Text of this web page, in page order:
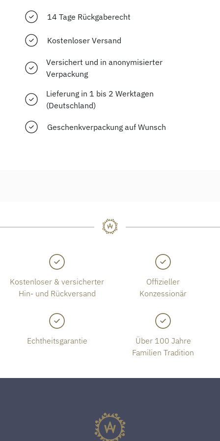
14 Tage Rückgaberecht
Kostenloser Versand
Versichert und in anonymisierter
Verpackung
Lieferung in 1 bis 2 Werktagen
(Deutschland)
Geschenkverpackung auf Wunsch
Kostenloser & versicherter
Hin- und Rückversand
Offizieller
Konzessionär
Echtheitsgarantie
Über 100 Jahre
Familien Tradition